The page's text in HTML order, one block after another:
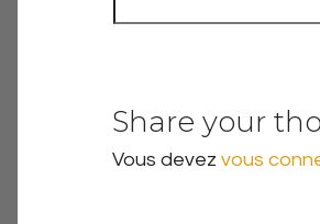
Share your
Vous devez vous